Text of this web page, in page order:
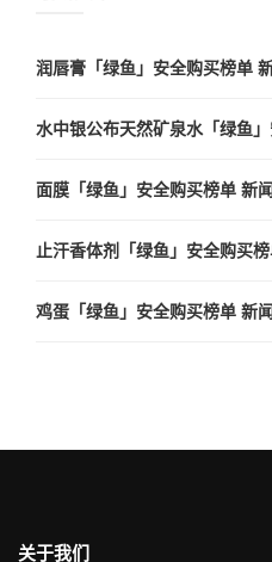
润唇膏「绿鱼」安全购买榜单
水中银公布天然矿泉水「绿鱼
面膜「绿鱼」安全购买榜单 新
止汗香体剂「绿鱼」安全购买
鸡蛋「绿鱼」安全购买榜单 新
关于我们